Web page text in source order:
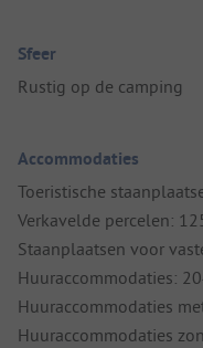
Sfeer
Rustig op de camping
Accommodaties
Toeristische
Verkavelde percelen:
Staanplaatsen voor
Huuraccommodaties:
Huuraccommodaties
Huuraccommodaties